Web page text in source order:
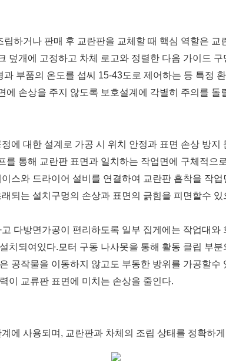
하거나 판매 후 교란판을 교체할 때 핵심 역할은 교
덮개에 고정하고 차체 로고와 정렬한 다음 가이드
부품의 온도를 섭씨 15-43도로 제어하는 등 특정
손상을 주지 않도록 보호설계에 각별히 주의를 돌
에 대한 설계로 가공 시 위치 안정과 표면 손상 방지
통해 교란판 표면과 일치하는 작업면에 구체적으
스와 드라이어 설비를 연결하여 교란판 흡착을 작
되는 설치구멍의 손상과 표면의 긁힘을 피면할수
다방면가공이 편리하도록 일부 집게에는 작업대와
치되여있다.모터 구동 나사못을 통해 활동 클립 부
공작물을 이동하지 않고도 부동한 방위를 가공할수
이 교류판 표면에 미치는 손상을 줄인다.
에 사용되며, 교란판과 차체의 조립 상태를 정확하